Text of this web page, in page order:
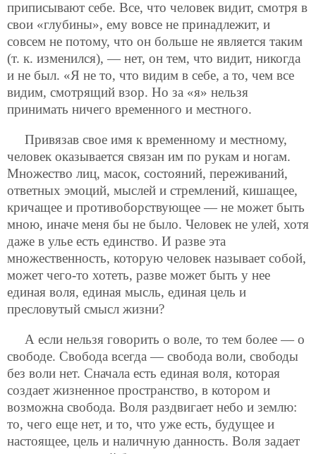
приписывают себе. Все, что человек видит, смотря в
свои «глубины», ему вовсе не принадлежит, и
совсем не потому, что он больше не является таким
(т. к. изменился), — нет, он тем, что видит, никогда
и не был. «Я не то, что видим в себе, а то, чем все
видим, смотрящий взор. Но за «я» нельзя
принимать ничего временного и местного.
Привязав свое имя к временному и местному,
человек оказывается связан им по рукам и ногам.
Множество лиц, масок, состояний, переживаний,
ответных эмоций, мыслей и стремлений, кишащее,
кричащее и противоборствующее — не может быть
мною, иначе меня бы не было. Человек не улей, хотя
даже в улье есть единство. И разве эта
множественность, которую человек называет собой,
может чего-то хотеть, разве может быть у нее
единая воля, единая мысль, единая цель и
пресловутый смысл жизни?
А если нельзя говорить о воле, то тем более — о
свободе. Свобода всегда — свобода воли, свободы
без воли нет. Сначала есть единая воля, которая
создает жизненное пространство, в котором и
возможна свобода. Воля раздвигает небо и землю:
то, чего еще нет, и то, что уже есть, будущее и
настоящее, цель и наличную данность. Воля задает